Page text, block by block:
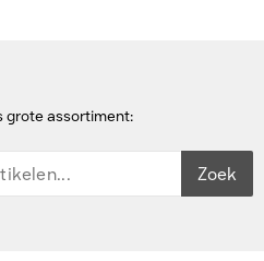
grote assortiment:
Zoek